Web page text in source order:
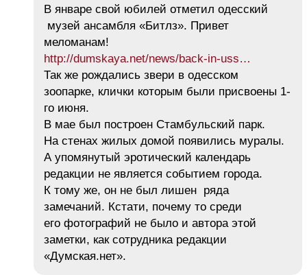
В январе свой юбилей отметил одесский
музей ансамбля «Битлз». Привет
меломанам!
http://dumskaya.net/news/back-in-uss…
Так же рождались звери в одесском
зоопарке, клички которым были присвоены 1-
го июня.
В мае был построен Стамбульский парк.
На стенах жилых домой появились муралы.
А упомянутый эротический календарь
редакции не является событием города.
К тому же, он не был лишен ряда
замечаний. Кстати, почему то среди
его фотографий не было и автора этой
заметки, как сотрудника редакции
«Думская.нет».